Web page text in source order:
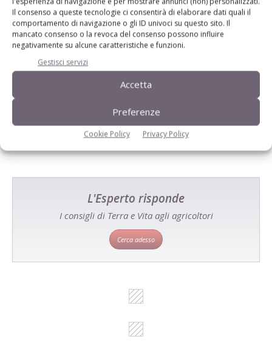
Il consenso a queste tecnologie ci consentirà di elaborare dati quali il
comportamento di navigazione o gli ID univoci su questo sito. Il
mancato consenso o la revoca del consenso possono influire
negativamente su alcune caratteristiche e funzioni.
Gestisci servizi
Accetta
Preferenze
Cookie Policy Privacy Policy
Catalogo Aziende e Prodotti
Un modo semplice per cercare un'azienda o un
Cerca adesso
L'Esperto risponde
I consigli di Terra e Vita agli agricoltori
Cerca adesso